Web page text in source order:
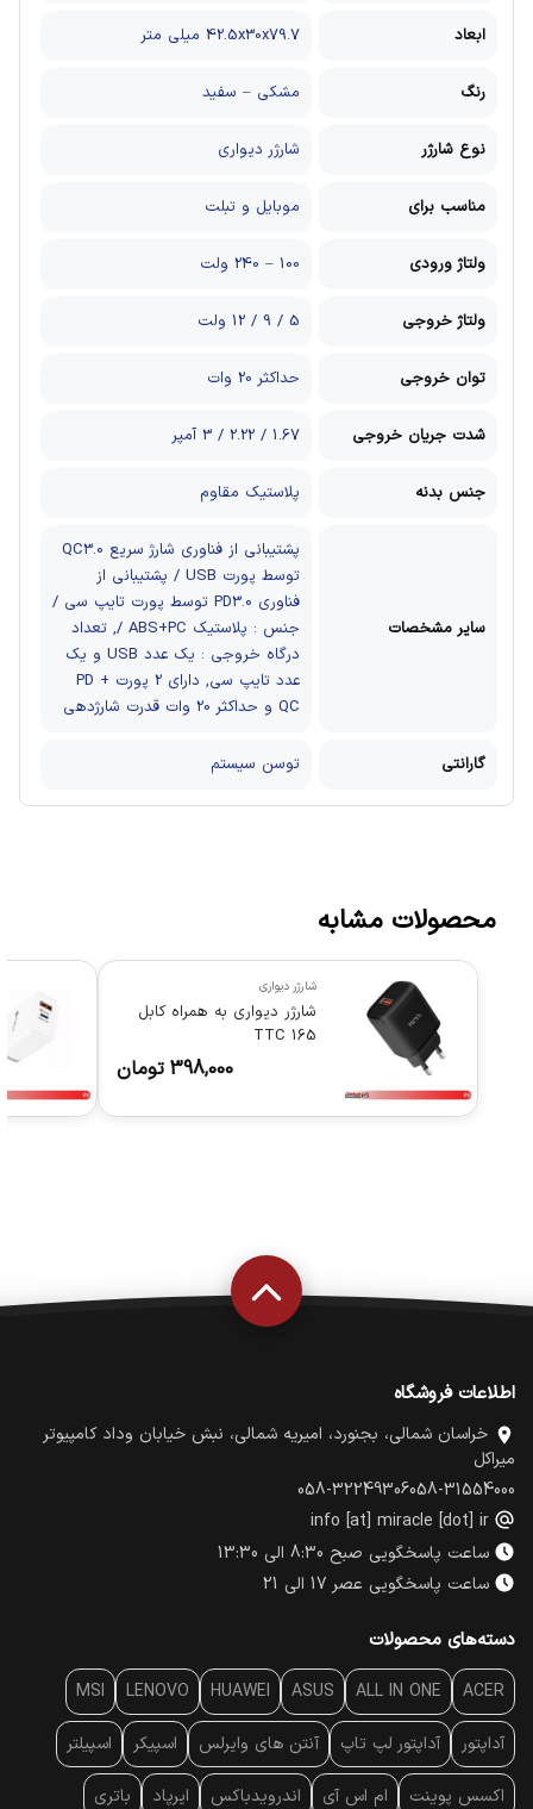
ابعاد 42.5x30x79.7 میلی متر
رنگ مشکی – سفید
نوع شارژر شارژر دیواری
مناسب برای موبایل و تبلت
ولتاژ ورودی 100 – 240 ولت
ولتاژ خروجی 5 / 9 / 12 ولت
توان خروجی حداکثر 20 وات
شدت جریان خروجی 1.67 / 2.22 / 3 آمپر
جنس بدنه پلاستیک مقاوم
سایر مشخصات
پشتیبانی از فناوری شارژ سریع QC3.0
توسط پورت USB / پشتیبانی از
فناوری PD3.0 توسط پورت تایپ سی /
جنس : پلاستیک ABS+PC /, تعداد
درگاه خروجی : یک عدد USB و یک
عدد تایپ سی, دارای 2 پورت PD +
QC و حداکثر 20 وات قدرت شارژدهی
گارانتی توسن سیستم
محصولات مشابه
شارژر دیواری
شارژر دیواری به همراه کابل
TTC 165
398,000 تومان
اطلاعات فروشگاه
خراسان شمالی، بجنورد، امیریه شمالی، نبش خیابان وداد کامپیوتر
میراکل
058-31554000
058-32249306
info [at] miracle [dot] ir
ساعت پاسخگویی صبح 8:30 الی 13:30
ساعت پاسخگویی عصر 17 الی 21
دسته‌های محصولات
ACER
ALL IN ONE
ASUS
HUAWEI
LENOVO
MSI
آداپتور آداپتور لپ تاپ آنتن‌ های وایرلس اسپیکر اسپیلتر
اکسس پوینت ام اس آی اندرویدباکس ایرپاد باتری